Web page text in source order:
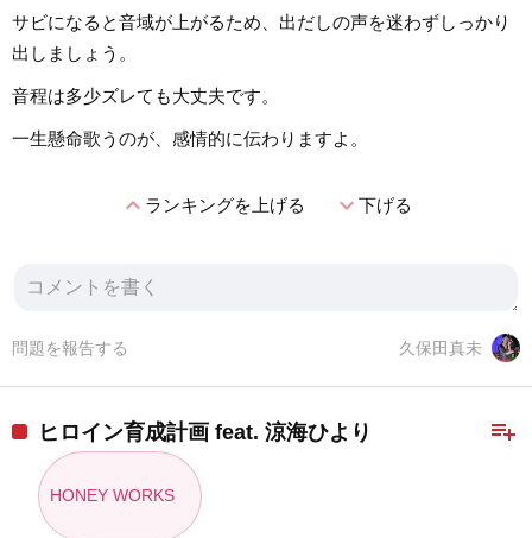
サビになると音域が上がるため、出だしの声を迷わずしっかり
出しましょう。
音程は多少ズレても大丈夫です。
一生懸命歌うのが、感情的に伝わりますよ。
expand_lessランキングを上げる expand_more下げる
久保田真未
問題を報告する
playlist_add
ヒロイン育成計画 feat. 涼海ひより
HONEY WORKS